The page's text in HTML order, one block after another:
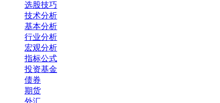
选股技巧
技术分析
基本分析
行业分析
宏观分析
指标公式
投资基金
债券
期货
外汇